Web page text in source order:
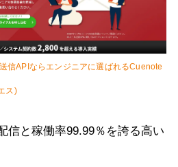
信APIならエンジニアに選ばれるCuenote
ス)
信と稼働率99.99％を誇る高い